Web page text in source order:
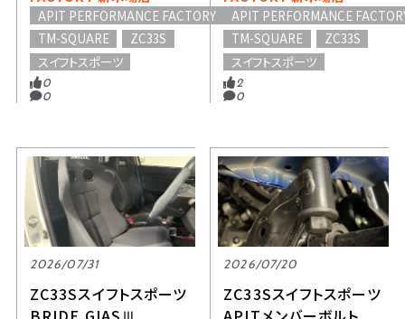
APIT PERFORMANCE FACTORY
TM-SQUARE
ZC33S
スイフトスポーツ
0
0
APIT PERFORMANCE
TM-SQUARE
ZC33S
スイフトスポーツ
2
0
2026/07/31
ZC33Sスイフトスポーツ
2026/07/20
ZC33Sスイフトスポーツ